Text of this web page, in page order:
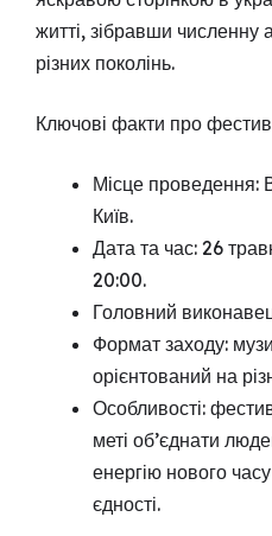
житті, зібравши численну
різних поколінь.
Ключові факти про
Місце проведення:
Київ.
Дата та час: 26
20:00.
Головний
Формат заходу:
орієнтований на
Особливості:
меті об’єднати
енергію нового
єдності.